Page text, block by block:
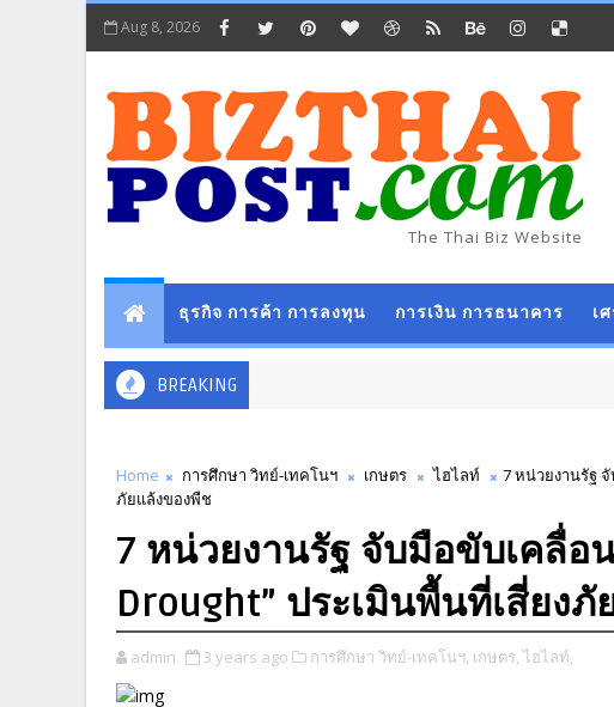
Aug 8, 2026
The Thai Biz Website
ธุรกิจ การค้า การลงทุน การเงิน การธนาคาร เ
BREAKING
Home การศึกษา วิทย์-เทคโนฯ เกษตร ไฮไลท์
7 หน่วยงานรัฐ
ภัยแล้งของพืช
7 หน่วยงานรัฐ จับมือขับเคลื่อ
Drought” ประเมินพื้นที่เสี่ยง
admin 3 years ago การศึกษา วิทย์-เทคโนฯ, เกษตร, ไฮไลท์,